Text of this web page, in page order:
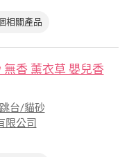
相關產品
香 薰衣草 嬰兒香
台/貓砂
限公司